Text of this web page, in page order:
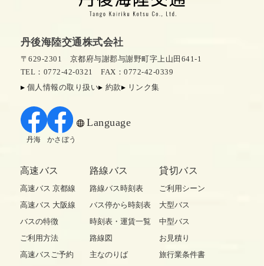
丹後海陸交通株式会社
〒629-2301 京都府与謝郡与謝野町字上山田641-1
TEL：0772-42-0321
FAX：0772-42-0339
個人情報の取り扱い
約款 リンク集
Language
丹海 かさぼう
高速バス
高速バス 京都線
高速バス 大阪線
バスの特徴
ご利用方法
高速バスご予約
路線バス
路線バス時刻表
バス停から時刻表
時刻表・運賃一覧
路線図
主なのりば
貸切バス
ご利用シーン
大型バス
中型バス
お見積り
旅行業条件書